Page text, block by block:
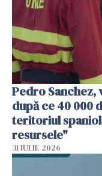
Pedro Sanchez,
după ce 40 000
teritoriul
resursele"
31 IULIE 2026